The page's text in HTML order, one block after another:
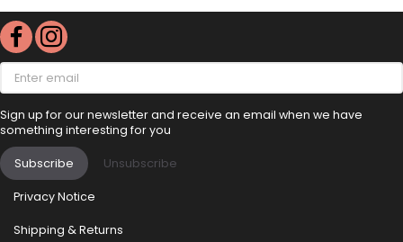
Enter
email
Sign up for our newsletter and receive an email when we have
something interesting for you
Subscribe Unsubscribe
Privacy Notice
Shipping & Returns